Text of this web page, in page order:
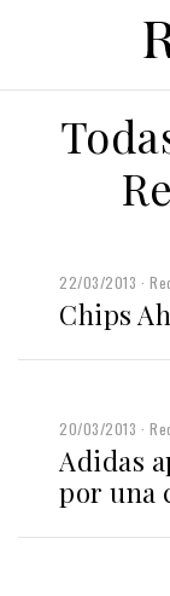
22/03/2013
Chips
20/03/2013
Adidas
por una